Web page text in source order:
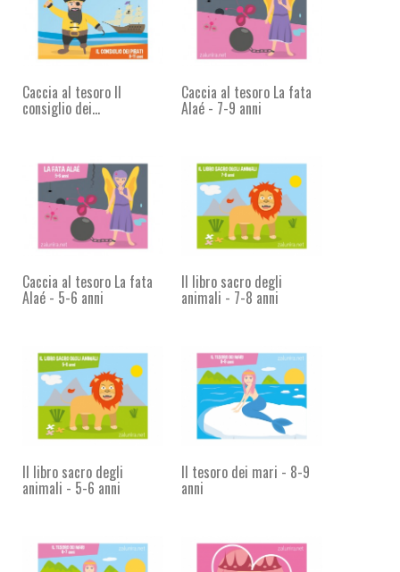
Caccia al tesoro Il
consiglio dei...
Caccia al tesoro La fata
Alaé - 7-9 anni
Caccia al tesoro La fata
Alaé - 5-6 anni
Il libro sacro degli
animali - 7-8 anni
Il libro sacro degli
animali - 5-6 anni
Il tesoro dei mari - 8-9
anni